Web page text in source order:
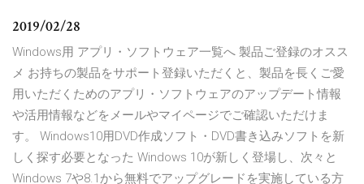
2019/02/28
Windows用 アプリ・ソフトウェア一覧へ 製品ご登録のオスス
メ お持ちの製品をサポート登録いただくと、製品を長くご愛
用いただくためのアプリ・ソフトウェアのアップデート情報
や活用情報などをメールやマイページでご確認いただけま
す。 Windows10用DVD作成ソフト・DVD書き込みソフトを新
しく探す必要となった Windows 10が新しく登場し、次々と
Windows 7や8.1から無料でアップグレードを実施している方